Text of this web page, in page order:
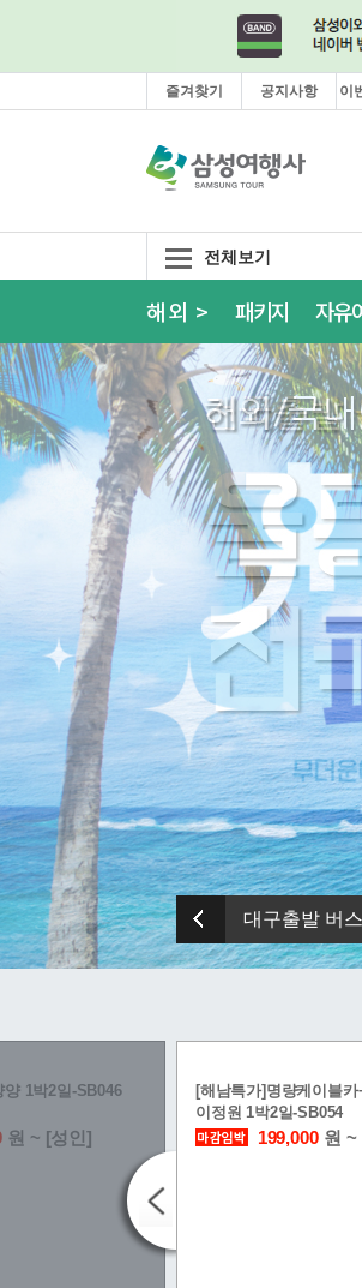
즐겨찾기 공지사항 이
전체보기
해외 > 패키지 자유
대구출발 버
1박2일-SB046
원 ~ [성인]
[해남특가]명량케이블
이정원 1박2일-SB054
199,000 원 ~